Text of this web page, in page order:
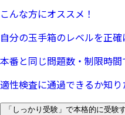
こんな方にオススメ！
自分の玉手箱のレベルを正
本番と同じ問題数・制限時
適性検査に通過できるか知り
「しっかり受験」で本格的に受験